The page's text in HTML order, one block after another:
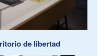
de libertad